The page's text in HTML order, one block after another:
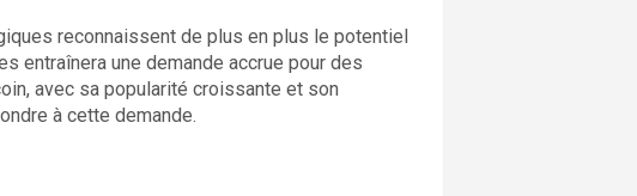
reconnaissent de plus en plus le potentiel
entraînera une demande accrue pour des
avec sa popularité croissante et son
à cette demande.